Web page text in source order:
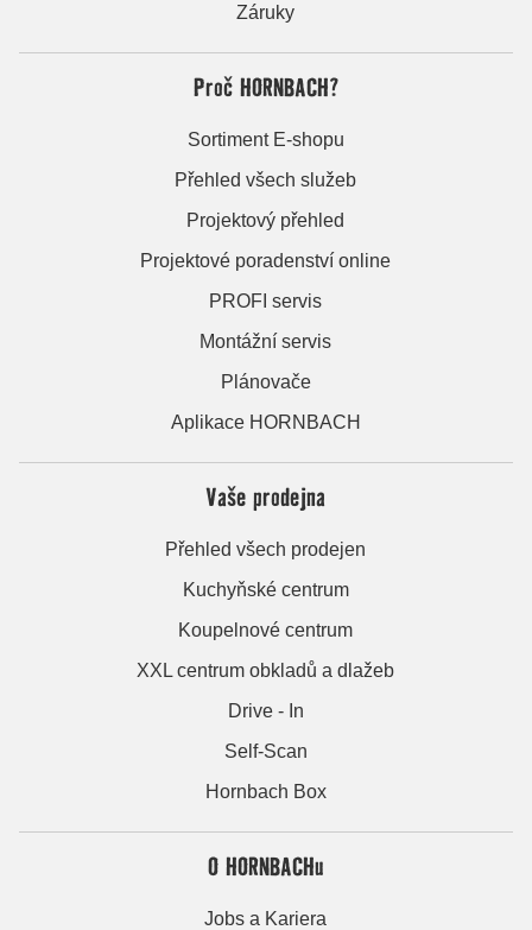
Záruky
Proč HORNBACH?
Sortiment E-shopu
Přehled všech služeb
Projektový přehled
Projektové poradenství online
PROFI servis
Montážní servis
Plánovače
Aplikace HORNBACH
Vaše prodejna
Přehled všech prodejen
Kuchyňské centrum
Koupelnové centrum
XXL centrum obkladů a dlažeb
Drive - In
Self-Scan
Hornbach Box
O HORNBACHu
Jobs a Kariera